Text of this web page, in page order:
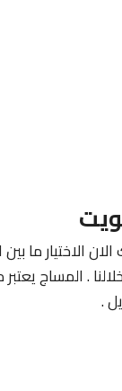
الاختيار ما
. المساج
.